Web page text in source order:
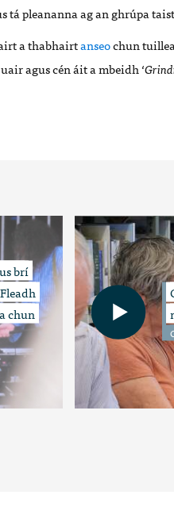
tápleananna ag an ghrúpa
a thabhairtanseochun
agus cén áit a mbeidh‘
brí
chun